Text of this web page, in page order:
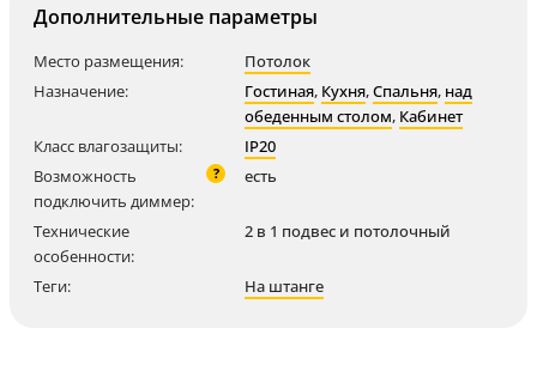
Дополнительные параметры
Место размещения:
Потолок
Назначение:
Гостиная, Кухня,Спальня, над
обеденным столом, Кабинет
Класс влагозащиты:
IP20
Возможность
подключить диммер:
? есть
Технические
особенности:
2 в 1 подвес и потолочный
Теги: На штанге